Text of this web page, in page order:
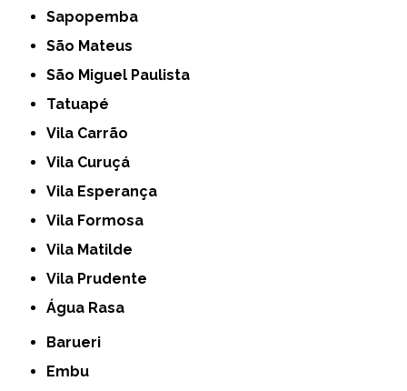
Sapopemba
São Mateus
São Miguel Paulista
Tatuapé
Vila Carrão
Vila Curuçá
Vila Esperança
Vila Formosa
Vila Matilde
Vila Prudente
Água Rasa
Barueri
Embu